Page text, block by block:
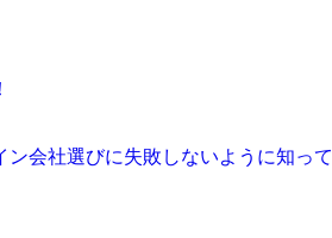
会社選びに失敗しないように知って